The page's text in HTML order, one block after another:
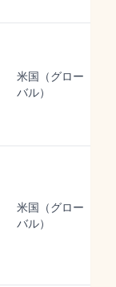
米国（グロー
バル）
米国（グロー
バル）